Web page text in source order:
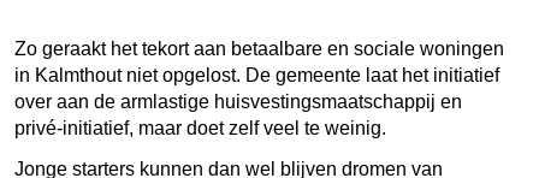
Zo geraakt het tekort aan betaalbare en sociale woningen
in Kalmthout niet opgelost. De gemeente laat het initiatief
over aan de armlastige huisvestingsmaatschappij en
privé-initiatief, maar doet zelf veel te weinig.
Jonge starters kunnen dan wel blijven dromen van